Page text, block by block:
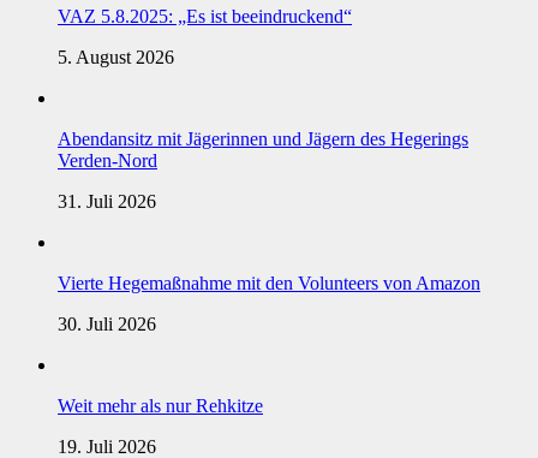
VAZ 5.8.2025: „Es ist beeindruckend“
5. August 2026
Abendansitz mit Jägerinnen und Jägern des Hegerings
Verden-Nord
31. Juli 2026
Vierte Hegemaßnahme mit den Volunteers von Amazon
30. Juli 2026
Weit mehr als nur Rehkitze
19. Juli 2026